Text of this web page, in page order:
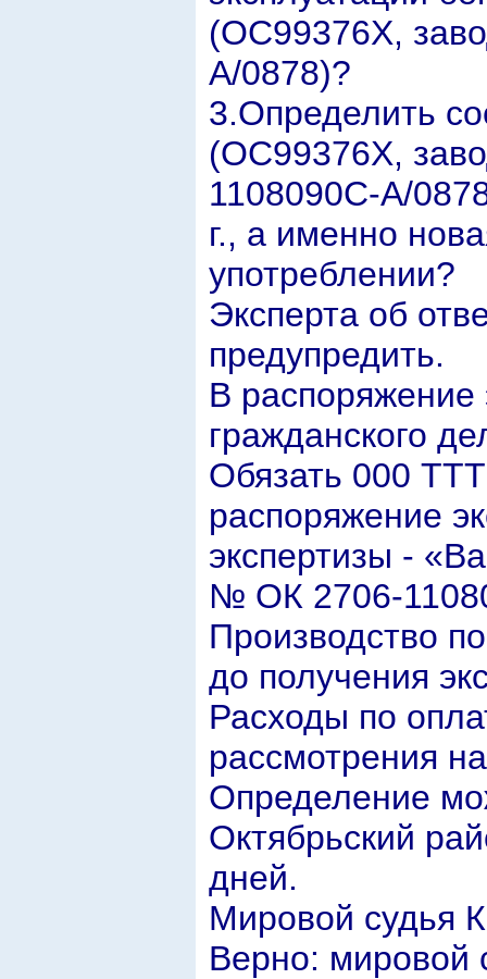
(ОС99376Х,
А/0878)?
3.Определить
(ОС99376Х,
1108090С-А/
г., а именно
употреблении?
Эксперта об
предупредить.
В распоряжение
гражданского
Обязать 000
распоряжение
экспертизы -
№ ОК 2706-
Производство
до получения
Расходы по
рассмотрения
Определение
Октябрьский
дней.
Мировой судья
Верно: мировой